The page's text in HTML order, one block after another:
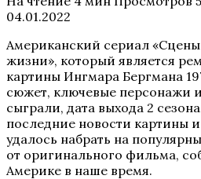
04.01.2022
Американский сериал
жизни», который является
картины Ингмара Бергмана
сюжет, ключевые персонажи
сыграли, дата выхода 2
последние новости картины
удалось набрать на
от оригинального фильма,
Америке в наше время.